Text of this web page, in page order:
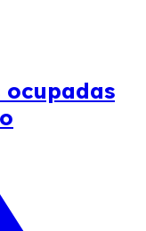
ocupadas